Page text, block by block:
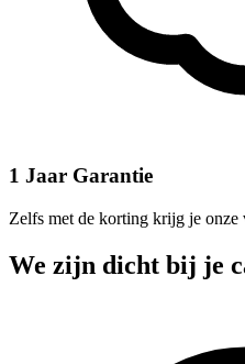
1 Jaar Garantie
Zelfs met de korting krijg je onze
We zijn dicht bij je